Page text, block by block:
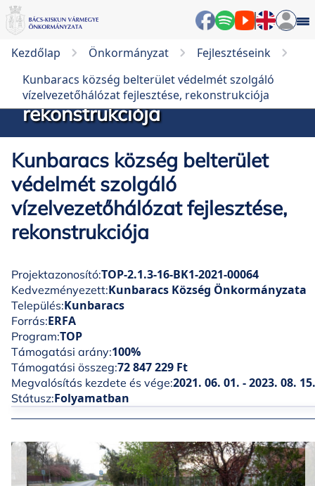
Kezdőlap Önkormányzat
Fejlesztéseink
Kunbaracs község belterület védelmét szolgáló
vízelvezetőhálózat fejlesztése, rekonstrukciója
Kunbaracs község belterület
védelmét szolgáló
vízelvezetőhálózat fejlesztése,
rekonstrukciója
Kunbaracs község belterület
védelmét szolgáló
vízelvezetőhálózat fejlesztése,
rekonstrukciója
Projektazonosító:TOP-2.1.3-16-BK1-2021-00064
Kedvezményezett:Kunbaracs Község Önkormányzata
Település:Kunbaracs
Forrás:ERFA
Program:TOP
Támogatási arány:100%
Támogatási összeg:72 847 229 Ft
Megvalósítás kezdete és vége:2021. 06. 01. - 2023. 08. 15.
Státusz:Folyamatban